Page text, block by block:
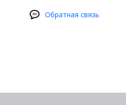
Обратная связь